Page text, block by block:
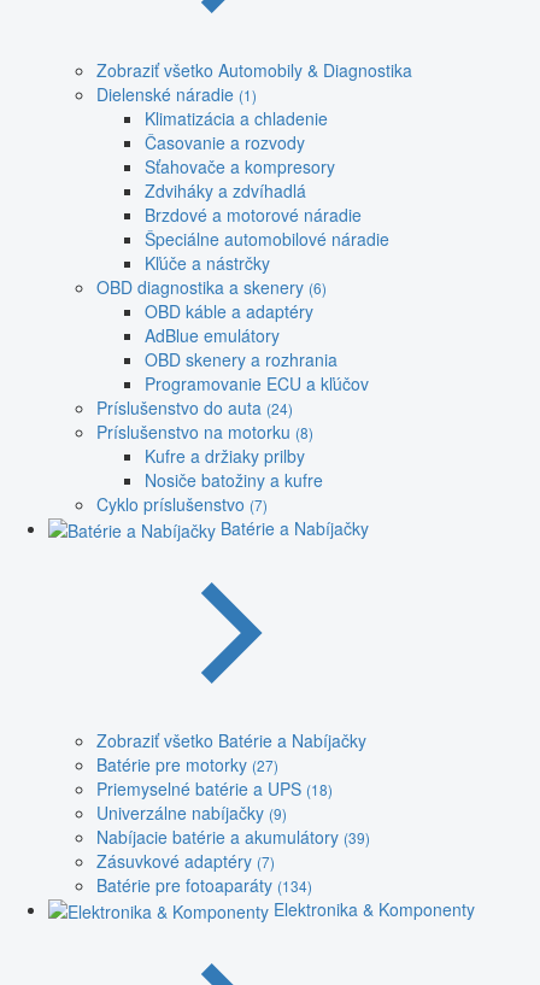
Zobraziť všetko Automobily & Diagnostika
Dielenské náradie (1)
Klimatizácia a chladenie
Časovanie a rozvody
Sťahovače a kompresory
Zdviháky a zdvíhadlá
Brzdové a motorové náradie
Špeciálne automobilové náradie
Kľúče a nástrčky
OBD diagnostika a skenery (6)
OBD káble a adaptéry
AdBlue emulátory
OBD skenery a rozhrania
Programovanie ECU a kľúčov
Príslušenstvo do auta (24)
Príslušenstvo na motorku (8)
Kufre a držiaky prilby
Nosiče batožiny a kufre
Cyklo príslušenstvo (7)
Batérie a Nabíjačky
Zobraziť všetko Batérie a Nabíjačky
Batérie pre motorky (27)
Priemyselné batérie a UPS (18)
Univerzálne nabíjačky (9)
Nabíjacie batérie a akumulátory (39)
Zásuvkové adaptéry (7)
Batérie pre fotoaparáty (134)
Elektronika & Komponenty